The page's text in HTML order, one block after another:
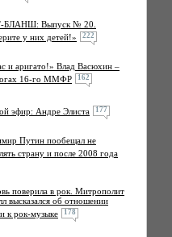
БЛАНШ: Выпуск № 20.
у них детей!»
222
и аригато!» Влад Васюхин –
16-го ММФР
162
эфир: Андре Элиста 177
Путин пообещал не
страну и после 2008 года
поверила в рок. Mитрополит
высказался об отношении
к рок-музыке
178